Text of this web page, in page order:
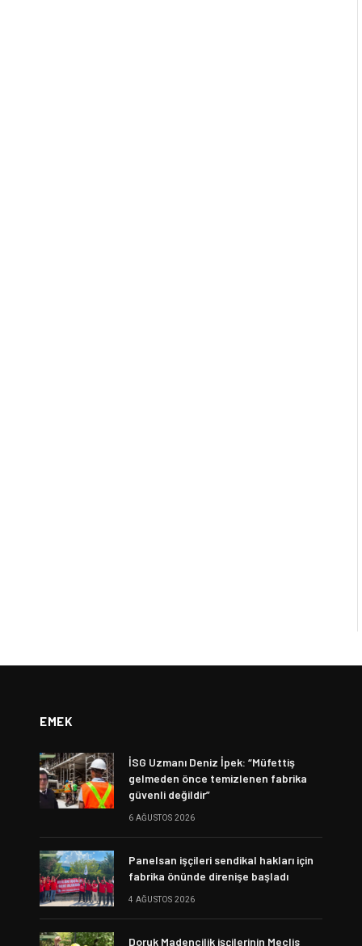
EMEK
İSG Uzmanı Deniz İpek: “Müfettiş
gelmeden önce temizlenen fabrika
güvenli değildir”
6 AĞUSTOS 2026
Panelsan işçileri sendikal hakları için
fabrika önünde direnişe başladı
4 AĞUSTOS 2026
Doruk Madencilik işçilerinin Meclis